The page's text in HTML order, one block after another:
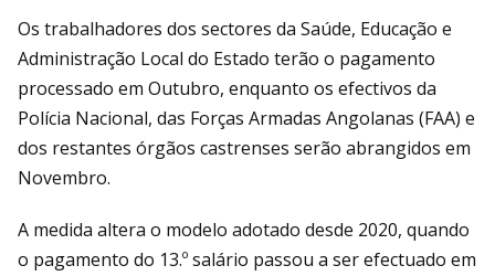
Os trabalhadores dos sectores da Saúde, Educação e
Administração Local do Estado terão o pagamento
processado em Outubro, enquanto os efectivos da
Polícia Nacional, das Forças Armadas Angolanas (FAA) e
dos restantes órgãos castrenses serão abrangidos em
Novembro.
A medida altera o modelo adotado desde 2020, quando
o pagamento do 13.º salário passou a ser efectuado em